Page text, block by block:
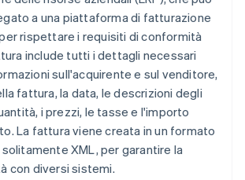
a una piattaforma di fatturazione
rispettare i requisiti di conformità
include tutti i dettagli necessari
sull'acquirente e sul venditore,
fattura, la data, le descrizioni degli
i prezzi, le tasse e l'importo
La fattura viene creata in un formato
XML, per garantire la
con diversi sistemi.